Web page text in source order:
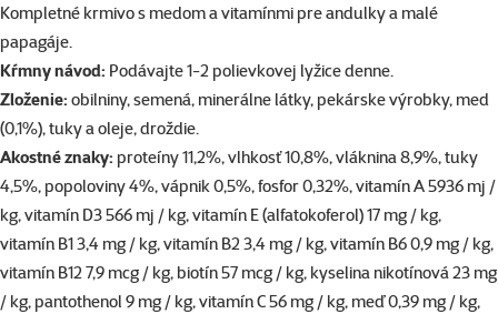
superzoo.product.detail.content
Kompletné krmivo s medom a vitamínmi pre andulky a malé
papagáje.
Kŕmny návod: Podávajte 1-2 polievkovej lyžice denne.
Zloženie: obilniny, semená, minerálne látky, pekárske výrobky, med
(0,1%), tuky a oleje, droždie.
Akostné znaky: proteíny 11,2%, vlhkosť 10,8%, vláknina 8,9%, tuky
4,5%, popoloviny 4%, vápnik 0,5%, fosfor 0,32%, vitamín A 5936 mj /
kg, vitamín D3 566 mj / kg, vitamín E (alfatokoferol) 17 mg / kg,
vitamín B1 3,4 mg / kg, vitamín B2 3,4 mg / kg, vitamín B6 0,9 mg / kg,
vitamín B12 7,9 mcg / kg, biotín 57 mcg / kg, kyselina nikotínová 23 mg
/ kg, pantothenol 9 mg / kg, vitamín C 56 mg / kg, meď 0,39 mg / kg,